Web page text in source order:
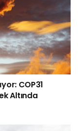
COP31
Altında